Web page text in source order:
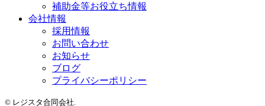
補助金等お役立ち情報
会社情報
採用情報
お問い合わせ
お知らせ
ブログ
プライバシーポリシー
© レジスタ合同会社.